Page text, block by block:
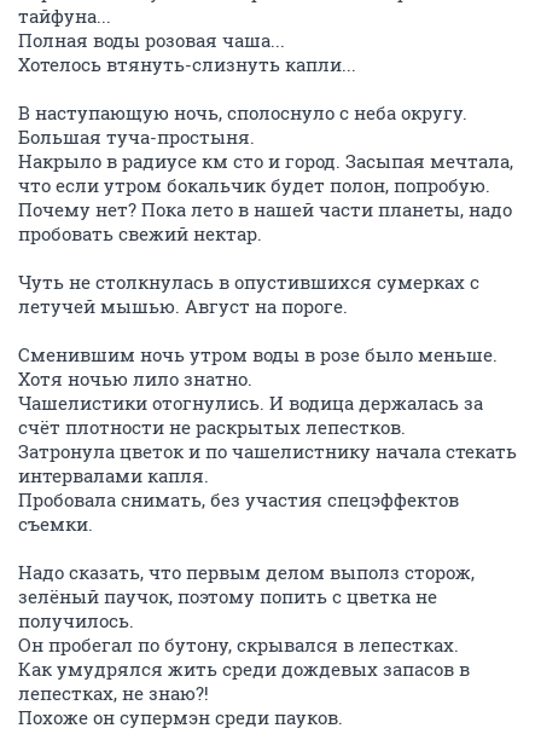
тайфуна...
Полная воды розовая чаша...
Хотелось втянуть-слизнуть капли...
В наступающую ночь, сполоснуло с неба округу.
Большая туча-простыня.
Накрыло в радиусе км сто и город. Засыпая мечтала,
что если утром бокальчик будет полон, попробую.
Почему нет? Пока лето в нашей части планеты, надо
пробовать свежий нектар.
Чуть не столкнулась в опустившихся сумерках с
летучей мышью. Август на пороге.
Сменившим ночь утром воды в розе было меньше.
Хотя ночью лило знатно.
Чашелистики отогнулись. И водица держалась за
счёт плотности не раскрытых лепестков.
Затронула цветок и по чашелистнику начала стекать
интервалами капля.
Пробовала снимать, без участия спецэффектов
съемки.
Надо сказать, что первым делом выполз сторож,
зелёный паучок, поэтому попить с цветка не
получилось.
Он пробегал по бутону, скрывался в лепестках.
Как умудрялся жить среди дождевых запасов в
лепестках, не знаю?!
Похоже он супермэн среди пауков.